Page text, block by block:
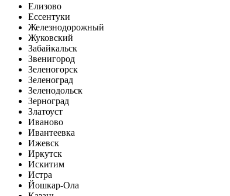
Елизово
Ессентуки
Железнодорожный
Жуковский
Забайкальск
Звенигород
Зеленогорск
Зеленоград
Зеленодольск
Зерноград
Златоуст
Иваново
Ивантеевка
Ижевск
Иркутск
Искитим
Истра
Йошкар-Ола